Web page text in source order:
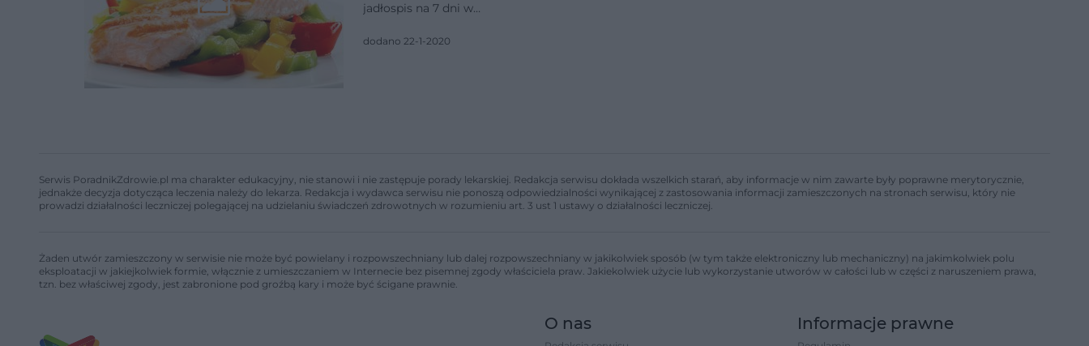
jadłospis na 7 dni w…
dodano 22-1-2020
Serwis PoradnikZdrowie.pl ma charakter edukacyjny, nie stanowi i nie zastępuje porady lekarskiej. Redakcja serwisu dokłada wszelkich starań, aby informacje w nim zawarte były poprawne merytorycznie,
jednakże decyzja dotycząca leczenia należy do lekarza. Redakcja i wydawca serwisu nie ponoszą odpowiedzialności wynikającej z zastosowania informacji zamieszczonych na stronach serwisu, który nie
prowadzi działalności leczniczej polegającej na udzielaniu świadczeń zdrowotnych w rozumieniu art. 3 ust 1 ustawy o działalności leczniczej.
Żaden utwór zamieszczony w serwisie nie może być powielany i rozpowszechniany lub dalej rozpowszechniany w jakikolwiek sposób (w tym także elektroniczny lub mechaniczny) na jakimkolwiek polu
eksploatacji w jakiejkolwiek formie, włącznie z umieszczaniem w Internecie bez pisemnej zgody właściciela praw. Jakiekolwiek użycie lub wykorzystanie utworów w całości lub w części z naruszeniem prawa,
tzn. bez właściwej zgody, jest zabronione pod groźbą kary i może być ścigane prawnie.
O nas Informacje prawne